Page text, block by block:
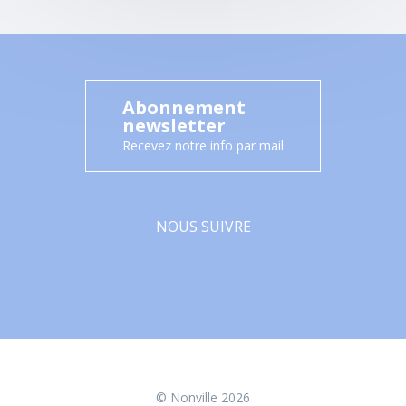
Abonnement
newsletter
Recevez notre info par mail
NOUS SUIVRE
© Nonville 2026